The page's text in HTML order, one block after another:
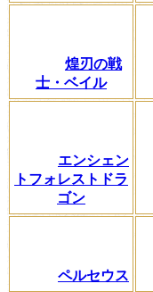
煌刃の戦
士・ベイル
エンシェン
トフォレストドラ
ゴン
ペルセウス